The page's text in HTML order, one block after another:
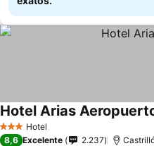
3 EstrelasHotel
Hotel Arias
8,6 Excelente 2.237